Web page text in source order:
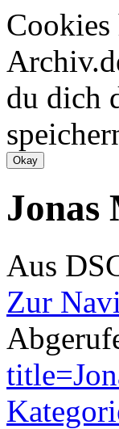
du dich
Jonas
Aus
Zur